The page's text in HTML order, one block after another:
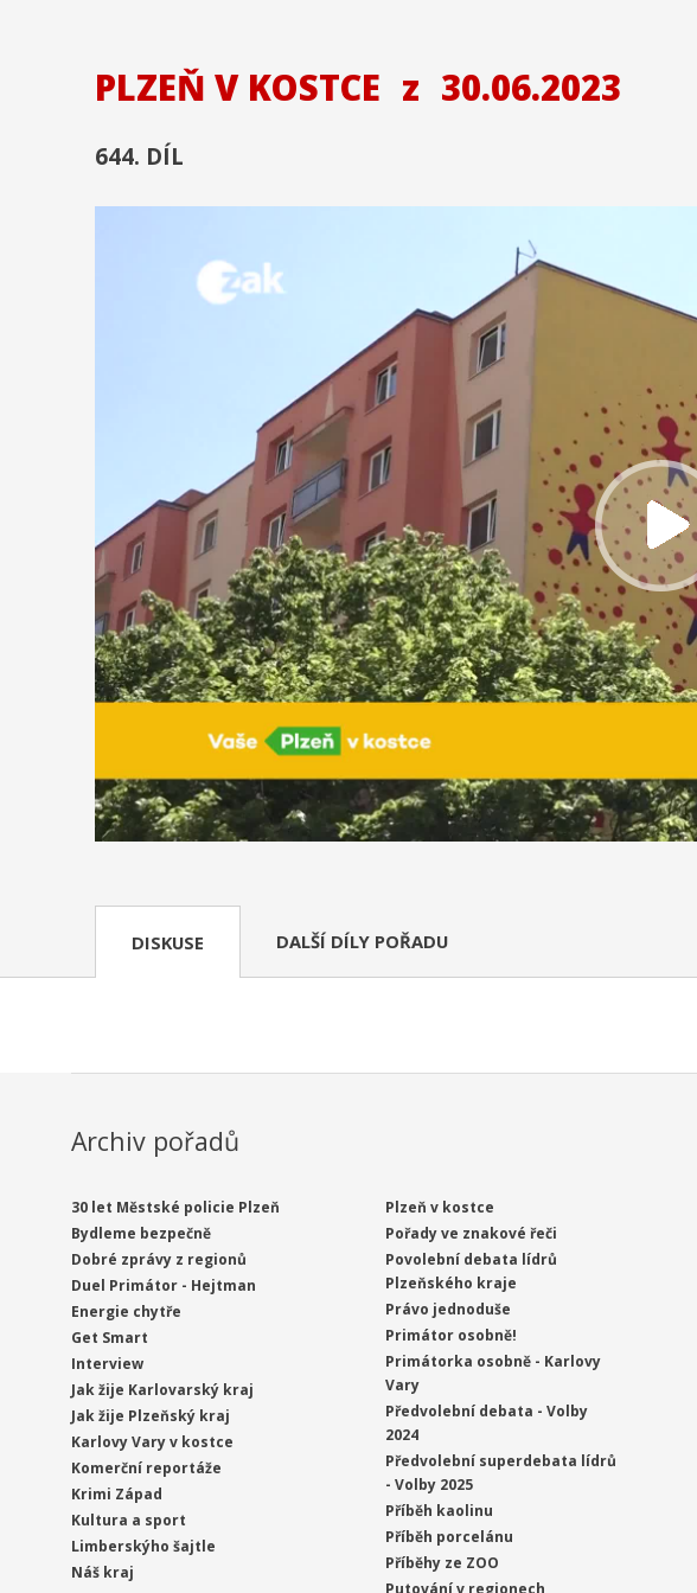
PLZEŇ V KOSTCE z 30.06.2023
644. DÍL
DISKUSE DALŠÍ DÍLY POŘADU
Archiv pořadů
30 let Městské policie Plzeň
Bydleme bezpečně
Dobré zprávy z regionů
Duel Primátor - Hejtman
Energie chytře
Get Smart
Interview
Jak žije Karlovarský kraj
Jak žije Plzeňský kraj
Karlovy Vary v kostce
Komerční reportáže
Krimi Západ
Kultura a sport
Limberskýho šajtle
Náš kraj
Plzeň v kostce
Pořady ve znakové řeči
Povolební debata lídrů
Plzeňského kraje
Právo jednoduše
Primátor osobně!
Primátorka osobně - Karlovy
Vary
Předvolební debata - Volby
2024
Předvolební superdebata lídrů
- Volby 2025
Příběh kaolinu
Příběh porcelánu
Příběhy ze ZOO